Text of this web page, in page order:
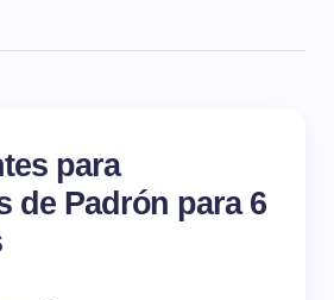
para
de Padrón para 6